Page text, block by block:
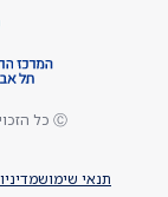
תנאי שימוש
Ⓒ כל הזכויות שמורות לאיכילוב